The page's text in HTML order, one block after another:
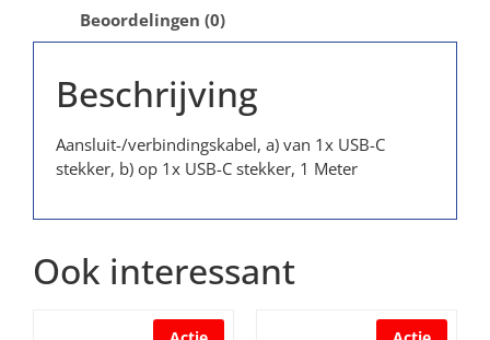
Beoordelingen (0)
Beschrijving
Aansluit-/verbindingskabel, a) van 1x USB-C
stekker, b) op 1x USB-C stekker, 1 Meter
Ook interessant